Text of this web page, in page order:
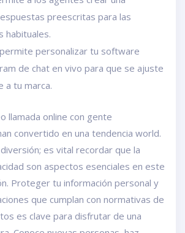
preescritas para las
habituales.
personalizar tu software
de chat en vivo para que se ajuste
a tu marca.
llamada online con gente
convertido en una tendencia world.
es vital recordar que la
son aspectos esenciales en este
Proteger tu información personal y
que cumplan con normativas de
es clave para disfrutar de una